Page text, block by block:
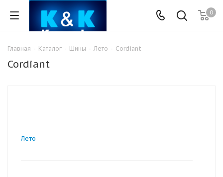
0
Главная - Каталог - Шины - Лето - Cordiant
Cordiant
Лето